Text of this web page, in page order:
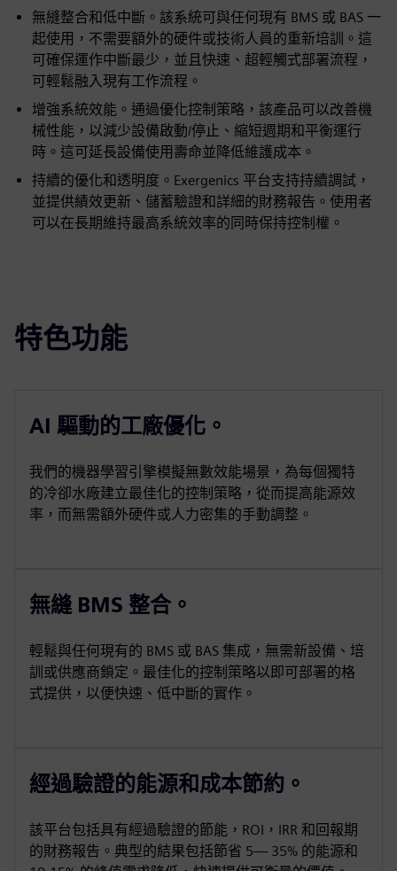
無縫整合和低中斷。該系統可與任何現有 BMS 或 BAS 一
起使用，不需要額外的硬件或技術人員的重新培訓。這
可確保運作中斷最少，並且快速、超輕觸式部署流程，
可輕鬆融入現有工作流程。
增強系統效能。通過優化控制策略，該產品可以改善機
械性能，以減少設備啟動/停止、縮短週期和平衡運行
時。這可延長設備使用壽命並降低維護成本。
持續的優化和透明度。Exergenics 平台支持持續調試，
並提供績效更新、儲蓄驗證和詳細的財務報告。使用者
可以在長期維持最高系統效率的同時保持控制權。
特色功能
AI 驅動的工廠優化。
我們的機器學習引擎模擬無數效能場景，為每個獨特
的冷卻水廠建立最佳化的控制策略，從而提高能源效
率，而無需額外硬件或人力密集的手動調整。
無縫 BMS 整合。
輕鬆與任何現有的 BMS 或 BAS 集成，無需新設備、培
訓或供應商鎖定。最佳化的控制策略以即可部署的格
式提供，以便快速、低中斷的實作。
經過驗證的能源和成本節約。
該平台包括具有經過驗證的節能，ROI，IRR 和回報期
的財務報告。典型的結果包括節省 5— 35% 的能源和